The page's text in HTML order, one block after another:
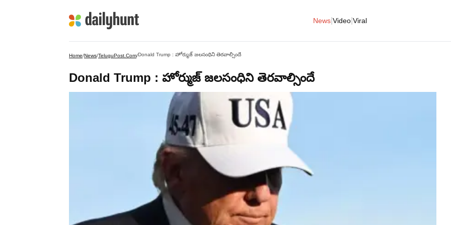
News Video Viral
Home/News/TeluguPost.com/Donald Trump : హోర్ముజ్ జలసంధిని తెరవాల్సిందే
Donald Trump : హోర్ముజ్ జలసంధిని తెరవాల్సిందే